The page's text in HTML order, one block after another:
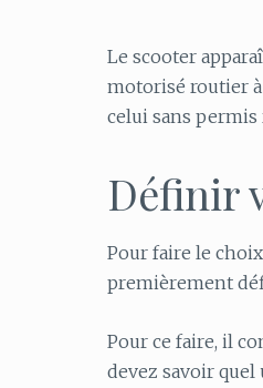
Le scooter
motorisé routier
celui sans
Définir
Pour faire le
premièrement
Pour ce faire, il
devez savoir quel